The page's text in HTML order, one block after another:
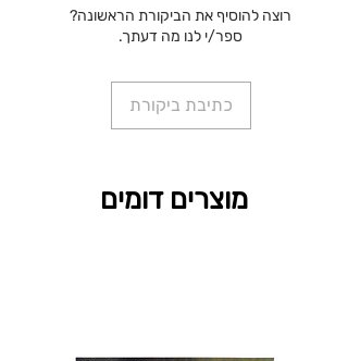
רוצה להוסיף את הביקורת הראשונה?
ספר/י לנו מה דעתך.
כתיבת ביקורת
מוצרים דומים